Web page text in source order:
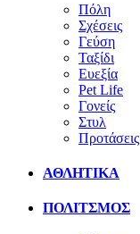
Πόλη
Σχέσεις
Γεύση
Ταξίδι
Ευεξία
Pet Life
Γονείς
Στυλ
Προτάσεις
ΑΘΛΗΤΙΚΑ
ΠΟΛΙΤΣΜΟΣ